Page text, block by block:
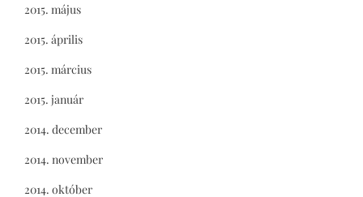
2015. május
2015. április
2015. március
2015. január
2014. december
2014. november
2014. október